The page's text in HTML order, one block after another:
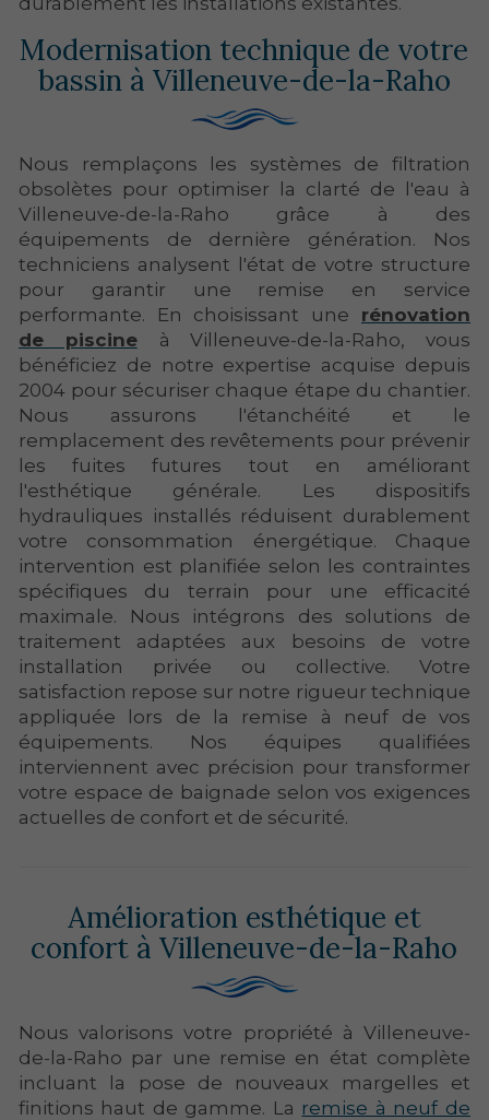
Modernisation technique de votre
bassin à Villeneuve-de-la-Raho
Nous remplaçons les systèmes de filtration
obsolètes pour optimiser la clarté de l'eau à
Villeneuve-de-la-Raho grâce à des
équipements de dernière génération. Nos
techniciens analysent l'état de votre structure
pour garantir une remise en service
performante. En choisissant une rénovation
de piscine
à Villeneuve-de-la-Raho, vous
bénéficiez de notre expertise acquise depuis
2004 pour sécuriser chaque étape du chantier.
Nous assurons l'étanchéité et le
remplacement des revêtements pour prévenir
les fuites futures tout en améliorant
l'esthétique générale. Les dispositifs
hydrauliques installés réduisent durablement
votre consommation énergétique. Chaque
intervention est planifiée selon les contraintes
spécifiques du terrain pour une efficacité
maximale. Nous intégrons des solutions de
traitement adaptées aux besoins de votre
installation privée ou collective. Votre
satisfaction repose sur notre rigueur technique
appliquée lors de la remise à neuf de vos
équipements. Nos équipes qualifiées
interviennent avec précision pour transformer
votre espace de baignade selon vos exigences
actuelles de confort et de sécurité.
Amélioration esthétique et
confort à Villeneuve-de-la-Raho
Nous valorisons votre propriété à Villeneuve-
de-la-Raho par une remise en état complète
incluant la pose de nouveaux margelles et
finitions haut de gamme. La remise à neuf de